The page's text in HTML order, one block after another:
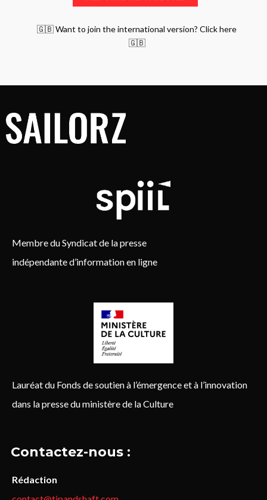
🇬🇧 Want to join the international version? Click here
🇬🇧
Membre du Syndicat de la presse
indépendante d’information en ligne
Lauréat du Fonds de soutien à l’émergence et à l’innovation
dans la presse du ministère de la Culture
Contactez-nous :
Rédaction